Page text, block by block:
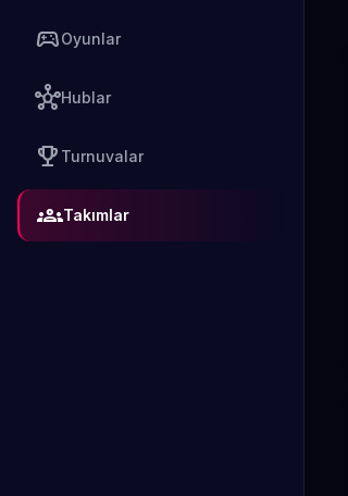
sports_esportsOyunlar
hubHublar
emoji_events Turnuvalar
groupsTakımlar